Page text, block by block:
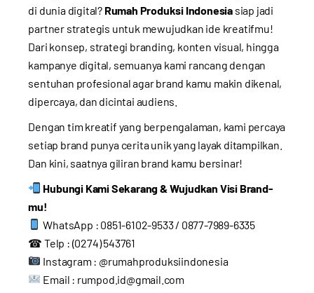
di dunia digital? Rumah Produksi Indonesiasiap jadi
partner strategis untuk mewujudkan ide kreatifmu!
Dari konsep, strategi branding, konten visual, hingga
kampanye digital, semuanya kami rancang dengan
sentuhan profesional agar brand kamu makin dikenal,
dipercaya, dan dicintai audiens.
Dengan tim kreatif yang berpengalaman, kami percaya
setiap brand punya cerita unik yang layak ditampilkan.
Dan kini, saatnya giliran brand kamu bersinar!
Hubungi Kami Sekarang & Wujudkan Visi Brand-
mu!
WhatsApp : 0851-6102-9533 / 0877-7989-6335
☎ Telp : (0274) 543761
Instagram : @rumahproduksiindonesia
Email : rumpod.id@gmail.com